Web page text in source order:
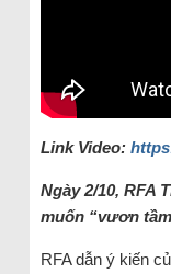
Link Video:
Ngày 2/10, RFA
muốn “vươn
RFA dẫn ý kiến